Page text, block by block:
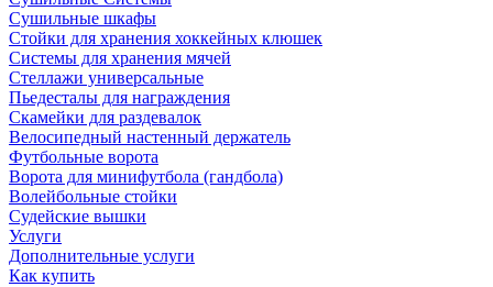
Сушильные шкафы
Стойки для хранения хоккейных клюшек
Системы для хранения мячей
Стеллажи универсальные
Пьедесталы для награждения
Скамейки для раздевалок
Велосипедный настенный держатель
Футбольные ворота
Ворота для минифутбола (гандбола)
Волейбольные стойки
Судейские вышки
Услуги
Дополнительные услуги
Как купить